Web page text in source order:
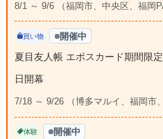
8/1 ～ 9/6 （福岡市、中央区、福岡
買い物 開催中
夏目友人帳 エポスカード期間限
日開幕
7/18 ～ 9/26 （博多マルイ、福岡市
体験 開催中